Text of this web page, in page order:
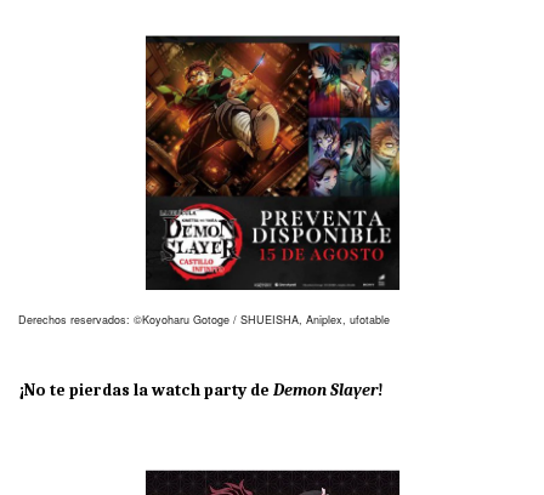
Derechos reservados: ©Koyoharu Gotoge / SHUEISHA, Aniplex, ufotable
¡No te pierdas la watch party de Demon Slayer!